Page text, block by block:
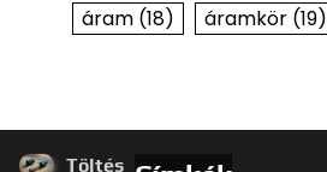
áram(18) áramkör(19)
Töltés